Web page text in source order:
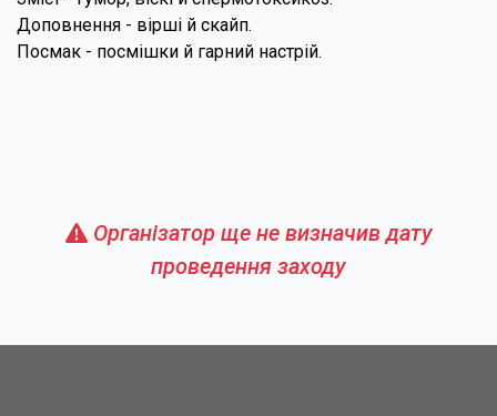
Доповнення - вірші й скайп.
Посмак - посмішки й гарний настрій.
Організатор ще не визначив дату
проведення заходу